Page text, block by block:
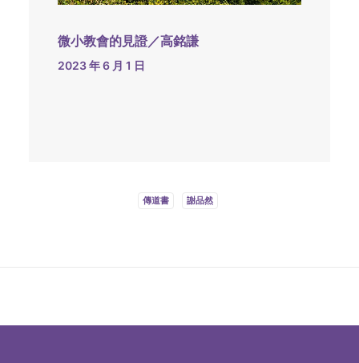
微小教會的見證／高銘謙
2023 年 6 月 1 日
傳道書 謝品然